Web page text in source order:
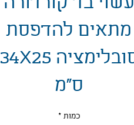
מתאים להדפסת
סובלימציה 34X25
ס"מ
כמות *